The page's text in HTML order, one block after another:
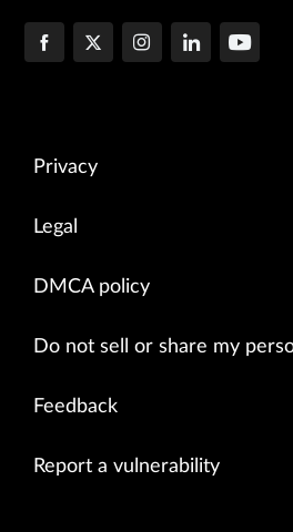
Privacy
Legal
DMCA policy
Do not sell or share my
Feedback
Report a vulnerability